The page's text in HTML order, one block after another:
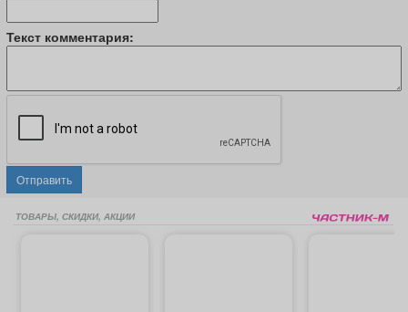
Текст комментария:
Отправить
ТОВАРЫ, СКИДКИ, АКЦИИ